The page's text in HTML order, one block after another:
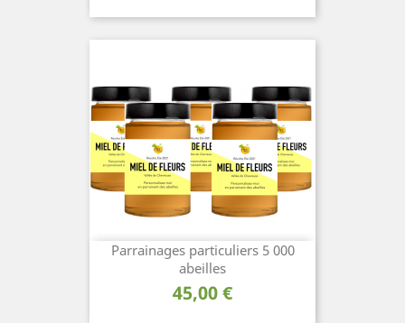
Parrainages particuliers 5 000
abeilles
Prix
45,00 €